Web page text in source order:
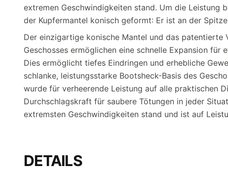
extremen Geschwindigkeiten stand. Um die
der Kupfermantel konisch geformt: Er ist an der
Der einzigartige konische Mantel und das patentierte
Geschosses ermöglichen eine schnelle Expansion
Dies ermöglicht tiefes Eindringen und erhebliche
schlanke, leistungsstarke Bootsheck-Basis des
wurde für verheerende Leistung auf alle praktischen
Durchschlagskraft für saubere Tötungen in jeder
extremsten Geschwindigkeiten stand und ist auf
DETAILS